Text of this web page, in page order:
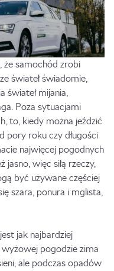
samochód zrobi
świateł świadomie,
świateł mijania,
Poza sytuacjami
to, kiedy można jeździć
pory roku czy długości
najwięcej pogodnych
jasno, więc siłą rzeczy,
być używane częściej
szara, ponura i mglista,
jak najbardziej
pogodzie zima
ale podczas opadów